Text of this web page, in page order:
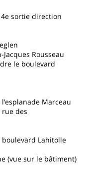
sortie direction
Rousseau
le boulevard
Marceau
des
boulevard Lahitolle
(vue sur le bâtiment)